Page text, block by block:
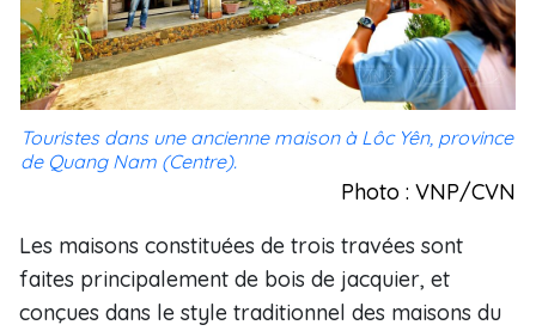
Touristes dans une ancienne maison à Lôc Yên, province
de Quang Nam (Centre).
Photo : VNP/CVN
Les maisons constituées de trois travées sont
faites principalement de bois de jacquier, et
conçues dans le style traditionnel des maisons du